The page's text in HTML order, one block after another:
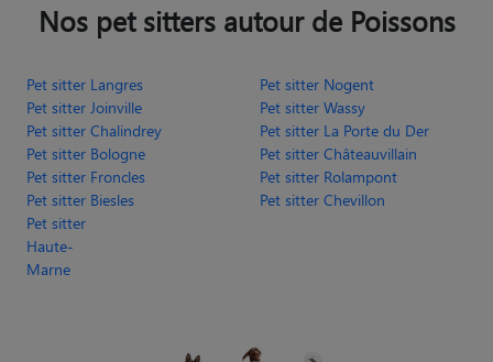
Nos pet sitters autour de Poissons
Pet sitter Langres
Pet sitter Nogent
Pet sitter Joinville
Pet sitter Wassy
Pet sitter Chalindrey
Pet sitter La Porte du Der
Pet sitter Bologne
Pet sitter Châteauvillain
Pet sitter Froncles
Pet sitter Rolampont
Pet sitter Biesles
Pet sitter Chevillon
Pet sitter
Haute-
Marne